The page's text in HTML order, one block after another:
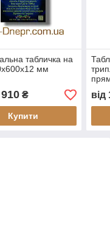
табличка на
мм
₴
Купити
мм
від